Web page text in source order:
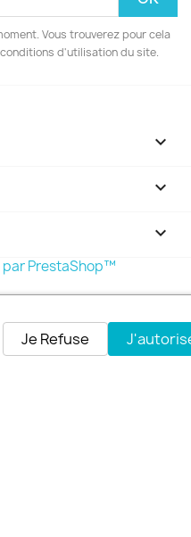
Vous trouverez pour cela
d'utilisation du site.


keyboard_arrow_down
PrestaShop™
Je Refuse